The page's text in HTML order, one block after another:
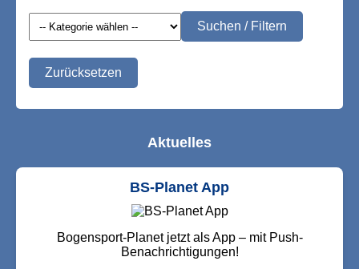
Suchen / Filtern
Zurücksetzen
Aktuelles
BS-Planet App
Bogensport-Planet jetzt als App – mit Push-
Benachrichtigungen!